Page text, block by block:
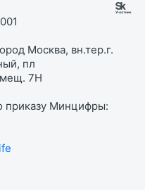
Москва, вн.тер.г.
пл
7Н
приказу Минцифры: